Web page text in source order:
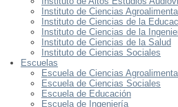
Instituto de Ciencias
Instituto de Ciencias de la
Instituto de Ciencias de la
Instituto de Ciencias de la Salud
Instituto de Ciencias Sociales
Escuelas
Escuela de Ciencias
Escuela de Ciencias Sociales
Escuela de Educación
Escuela de Ingeniería